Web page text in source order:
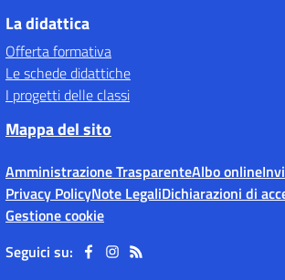
La didattica
Offerta formativa
Le schede didattiche
I progetti delle classi
Mappa del sito
Amministrazione TrasparenteAlbo online
Privacy PolicyNote LegaliDichiarazioni di
Gestione cookie
Seguici su: